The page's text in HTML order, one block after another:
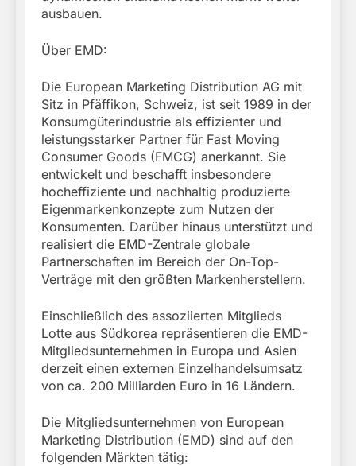
ausbauen.
Über EMD:
Die European Marketing Distribution AG mit
Sitz in Pfäffikon, Schweiz, ist seit 1989 in der
Konsumgüterindustrie als effizienter und
leistungsstarker Partner für Fast Moving
Consumer Goods (FMCG) anerkannt. Sie
entwickelt und beschafft insbesondere
hocheffiziente und nachhaltig produzierte
Eigenmarkenkonzepte zum Nutzen der
Konsumenten. Darüber hinaus unterstützt und
realisiert die EMD-Zentrale globale
Partnerschaften im Bereich der On-Top-
Verträge mit den größten Markenherstellern.
Einschließlich des assoziierten Mitglieds
Lotte aus Südkorea repräsentieren die EMD-
Mitgliedsunternehmen in Europa und Asien
derzeit einen externen Einzelhandelsumsatz
von ca. 200 Milliarden Euro in 16 Ländern.
Die Mitgliedsunternehmen von European
Marketing Distribution (EMD) sind auf den
folgenden Märkten tätig: